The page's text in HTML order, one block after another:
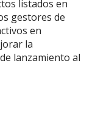
listados en
gestores de
en
la
lanzamiento al